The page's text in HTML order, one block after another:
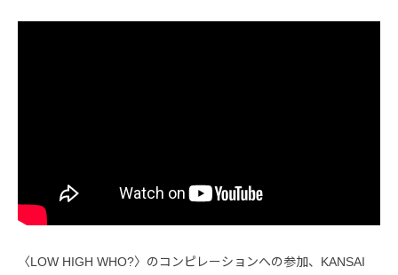
〈LOW HIGH WHO?〉のコンピレーションへの参加、KANSAI